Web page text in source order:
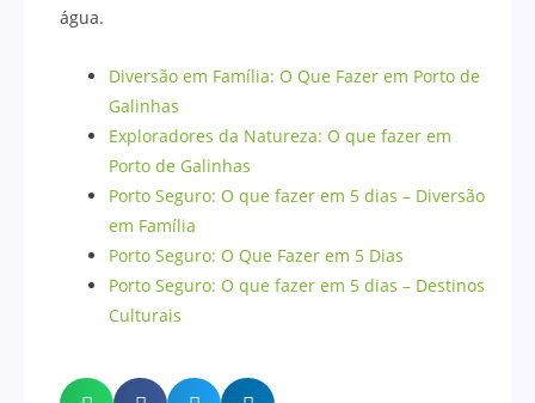
água.
Diversão em Família: O Que Fazer em Porto de
Galinhas
Exploradores da Natureza: O que fazer em
Porto de Galinhas
Porto Seguro: O que fazer em 5 dias – Diversão
em Família
Porto Seguro: O Que Fazer em 5 Dias
Porto Seguro: O que fazer em 5 dias – Destinos
Culturais